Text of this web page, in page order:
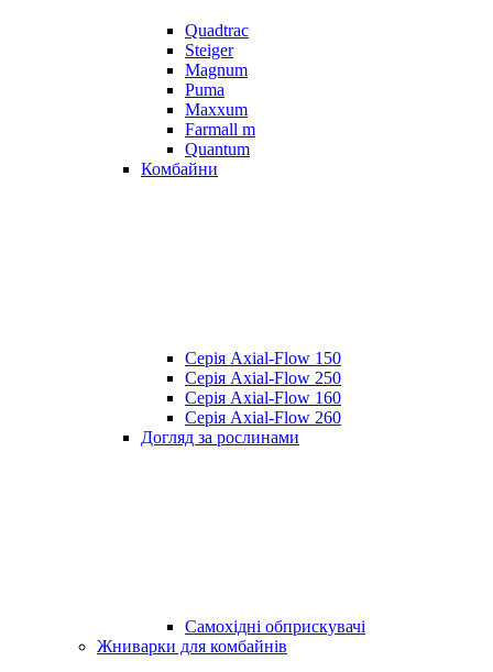
Quadtrac
Steiger
Magnum
Puma
Maxxum
Farmall m
Quantum
Комбайни
Серія Axial-Flow 150
Серія Axial-Flow 250
Серія Axial-Flow 160
Серія Axial-Flow 260
Догляд за рослинами
Самохідні обприскувачі
Жниварки для комбайнів